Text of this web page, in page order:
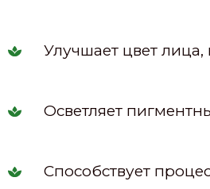
Улучшает цвет
Осветляет
Способствует